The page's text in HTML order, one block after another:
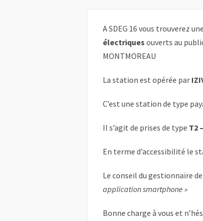
A SDEG 16 vous trouverez
électriques ouverts au
MONTMOREAU
La station est opérée par
C’est une station de type
Il s’agit de prises de type T2
En terme d’accessibilité le
Le conseil du gestionnaire
application smartphone »
Bonne charge à vous et